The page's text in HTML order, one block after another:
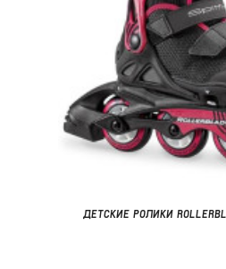
ДЕТСКИЕ РОЛИКИ